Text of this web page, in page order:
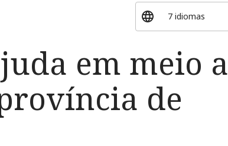
em meio a
de